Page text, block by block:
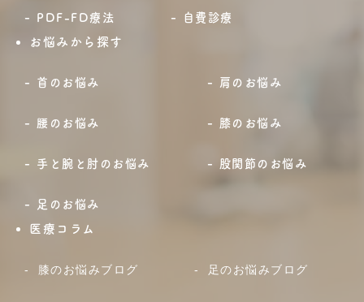
PDF-FD療法
自費診療
お悩みから探す
首のお悩み 肩のお悩み
腰のお悩み 膝のお悩み
手と腕と肘のお悩み 股関節のお悩み
足のお悩み
医療コラム
膝のお悩みブログ 足のお悩みブログ